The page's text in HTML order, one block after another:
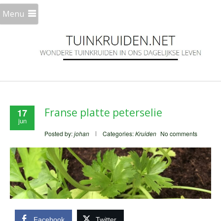
Menu
17
jun
Franse platte peterselie
Posted by:johan Categories:Kruiden No comments